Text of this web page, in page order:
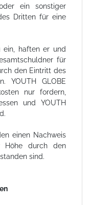
ein sonstiger
Dritten für eine
ein, haften er und
für
den Eintritt des
YOUTH GLOBE
nur fordern,
und YOUTH
einen Nachweis
Höhe durch den
sind.